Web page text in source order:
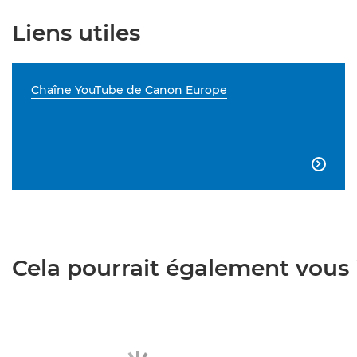
Liens utiles
Chaîne YouTube de Canon Europe

Cela pourrait également vous